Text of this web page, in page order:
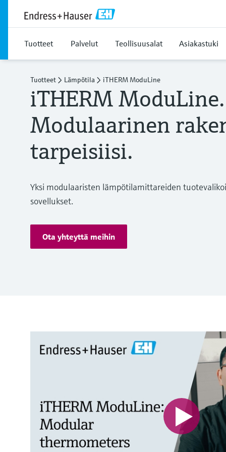
Tuotteet Palvelut Teollisuusalat Asiakastuki
Tuotteet Lämpötila iTHERM ModuLine
iTHERM ModuLine.
Modulaarinen
tarpeisiisi.
Yksi modulaaristen lämpötilamittareiden
sovellukset.
Ota yhteyttä meihin